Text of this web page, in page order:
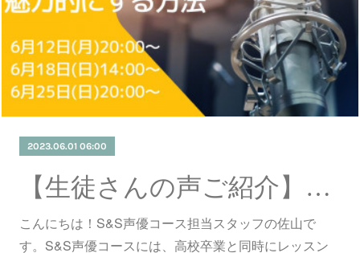
2023.06.01 06:00
【生徒さんの声ご紹介】未経験からスタートして一年半〜Uさん(男性)の今〜
こんにちは！S&S声優コース担当スタッフの佐山で
す。S&S声優コースには、高校卒業と同時にレッスン